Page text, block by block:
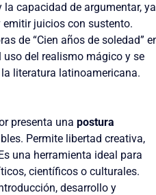
capacidad de argumentar, ya
emitir juicios con sustento.
de “Cien años de soledad”
uso del realismo mágico y se
literatura latinoamericana.
presenta una postura
Permite libertad creativa,
una herramienta ideal para
científicos o culturales.
desarrollo y